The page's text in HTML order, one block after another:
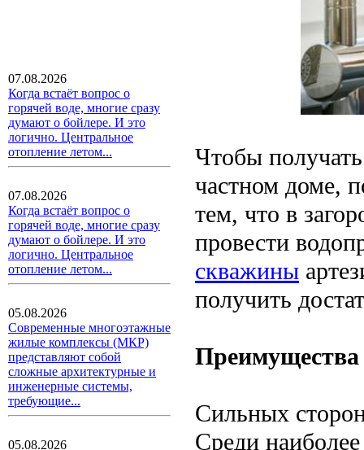
07.08.2026
Когда встаёт вопрос о
горячей воде, многие сразу
думают о бойлере. И это
логично. Центральное
отопление летом...
07.08.2026
Когда встаёт вопрос о
горячей воде, многие сразу
думают о бойлере. И это
логично. Центральное
отопление летом...
05.08.2026
Современные многоэтажные
жилые комплексы (МКР)
представляют собой
сложные архитектурные и
инженерные системы,
требующие...
05.08.2026
Чтобы
частном доме,
тем, что в
провести
скважины
получить
Преимущества
Сильных
Среди